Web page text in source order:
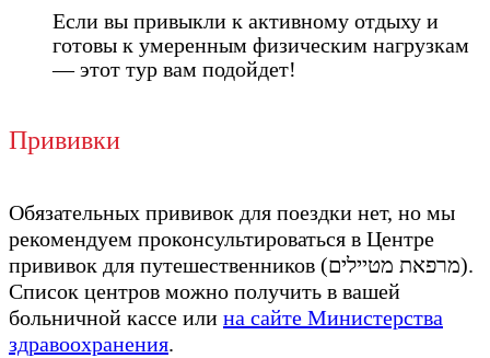
Если вы привыкли к активному отдыху и
готовы к умеренным физическим нагрузкам
— этот тур вам подойдет!
Прививки
Обязательных прививок для поездки нет, но мы
рекомендуем проконсультироваться в Центре
прививок для путешественников (מרפאת מטיילים).
Список центров можно получить в вашей
больничной кассе или на сайте Министерства
здравоохранения.